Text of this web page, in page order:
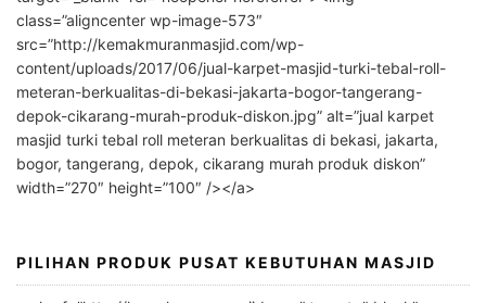
r
n
a
t
i
v
class=”aligncenter wp-image-573″
src=”http://kemakmuranmasjid.com/wp-
content/uploads/2017/06/jual-karpet-masjid-turki-tebal-roll-
meteran-berkualitas-di-bekasi-jakarta-bogor-tangerang-
depok-cikarang-murah-produk-diskon.jpg” alt=”jual karpet
masjid turki tebal roll meteran berkualitas di bekasi, jakarta,
bogor, tangerang, depok, cikarang murah produk diskon”
width=”270″ height=”100″ /></a>
PILIHAN PRODUK PUSAT KEBUTUHAN MASJID